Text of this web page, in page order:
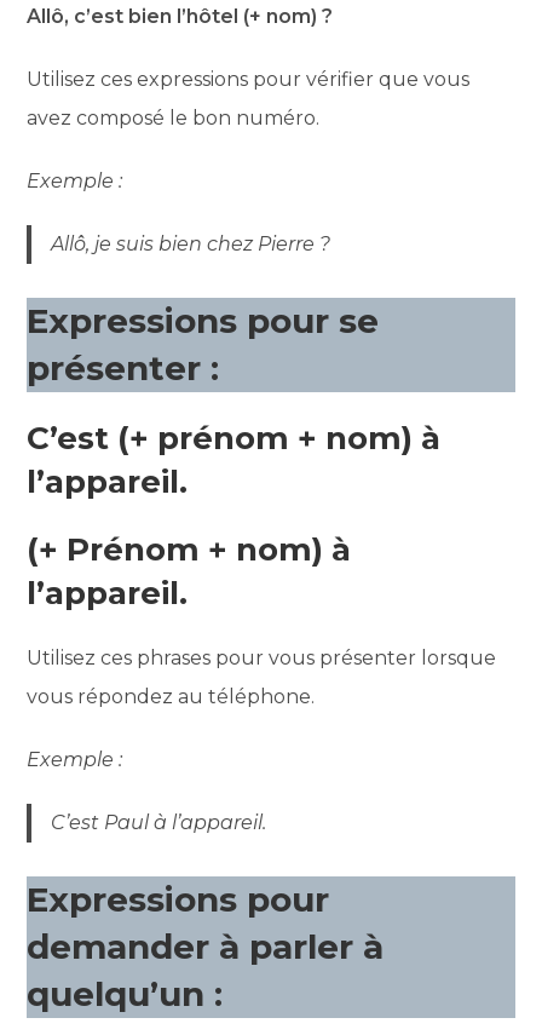
Allô, c’est bien l’hôtel (+ nom) ?
Utilisez ces expressions pour vérifier que vous
avez composé le bon numéro.
Exemple :
Allô, je suis bien chez Pierre ?
Expressions pour se
présenter :
C’est (+ prénom + nom) à
l’appareil.
(+ Prénom + nom) à
l’appareil.
Utilisez ces phrases pour vous présenter lorsque
vous répondez au téléphone.
Exemple :
C’est Paul à l’appareil.
Expressions pour
demander à parler à
quelqu’un :